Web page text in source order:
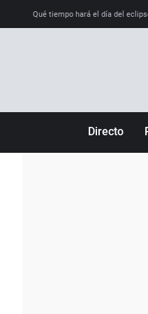
Qué tiempo hará el día del
Directo